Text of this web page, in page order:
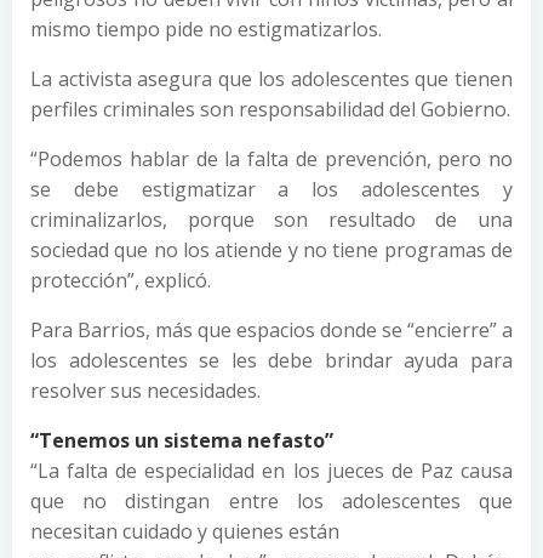
mismo tiempo pide no estigmatizarlos.
La activista asegura que los adolescentes que tienen
perfiles criminales son responsabilidad del Gobierno.
“Podemos hablar de la falta de prevención, pero no
se debe estigmatizar a los adolescentes y
criminalizarlos, porque son resultado de una
sociedad que no los atiende y no tiene programas de
protección”, explicó.
Para Barrios, más que espacios donde se “encierre” a
los adolescentes se les debe brindar ayuda para
resolver sus necesidades.
“Tenemos un sistema nefasto”
“La falta de especialidad en los jueces de Paz causa
que no distingan entre los adolescentes que
necesitan cuidado y quienes están